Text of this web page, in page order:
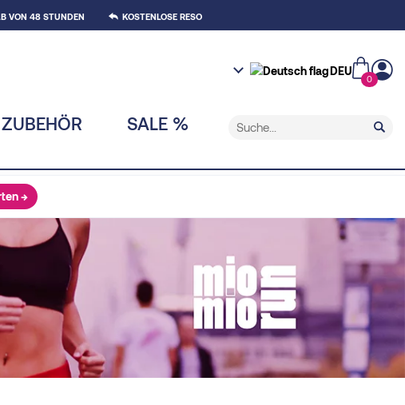
VON 48 STUNDEN KOSTENLOSE RESO
DEU
0
ZUBEHÖR SALE %
→